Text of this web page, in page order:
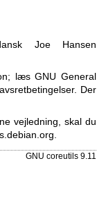
Joe Hansen
læsGNU General
Der
vejledning, skal du
.
GNU coreutils 9.11